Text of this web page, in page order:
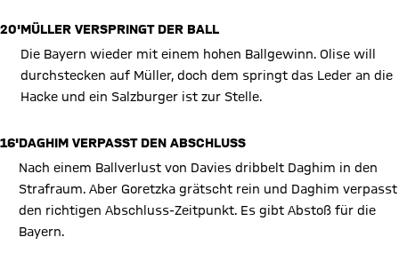
20'MÜLLER VERSPRINGT DER BALL
Die Bayern wieder mit einem hohen Ballgewinn. Olise will
durchstecken auf Müller, doch dem springt das Leder an die
Hacke und ein Salzburger ist zur Stelle.
16'DAGHIM VERPASST DEN ABSCHLUSS
Nach einem Ballverlust von Davies dribbelt Daghim in den
Strafraum. Aber Goretzka grätscht rein und Daghim verpasst
den richtigen Abschluss-Zeitpunkt. Es gibt Abstoß für die
Bayern.